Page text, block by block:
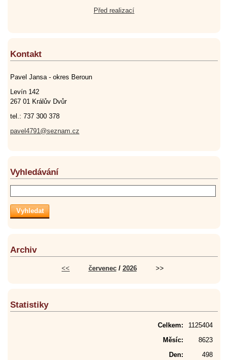
Před realizací
Kontakt
Pavel Jansa - okres Beroun
Levín 142
267 01 Králův Dvůr
tel.: 737 300 378
pavel4791@seznam.cz
Vyhledávání
Archiv
<< červenec/ 2026 >>
Statistiky
Celkem:
1125404
Měsíc:
8623
Den:
498